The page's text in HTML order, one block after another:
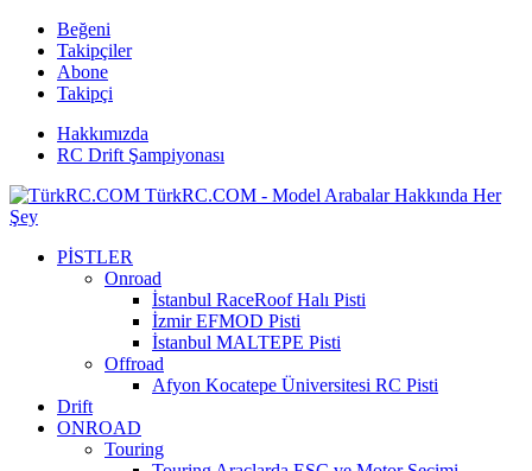
Beğeni
Takipçiler
Abone
Takipçi
Hakkımızda
RC Drift Şampiyonası
TürkRC.COM - Model Arabalar Hakkında Her
Şey
PİSTLER
Onroad
İstanbul RaceRoof Halı Pisti
İzmir EFMOD Pisti
İstanbul MALTEPE Pisti
Offroad
Afyon Kocatepe Üniversitesi RC Pisti
Drift
ONROAD
Touring